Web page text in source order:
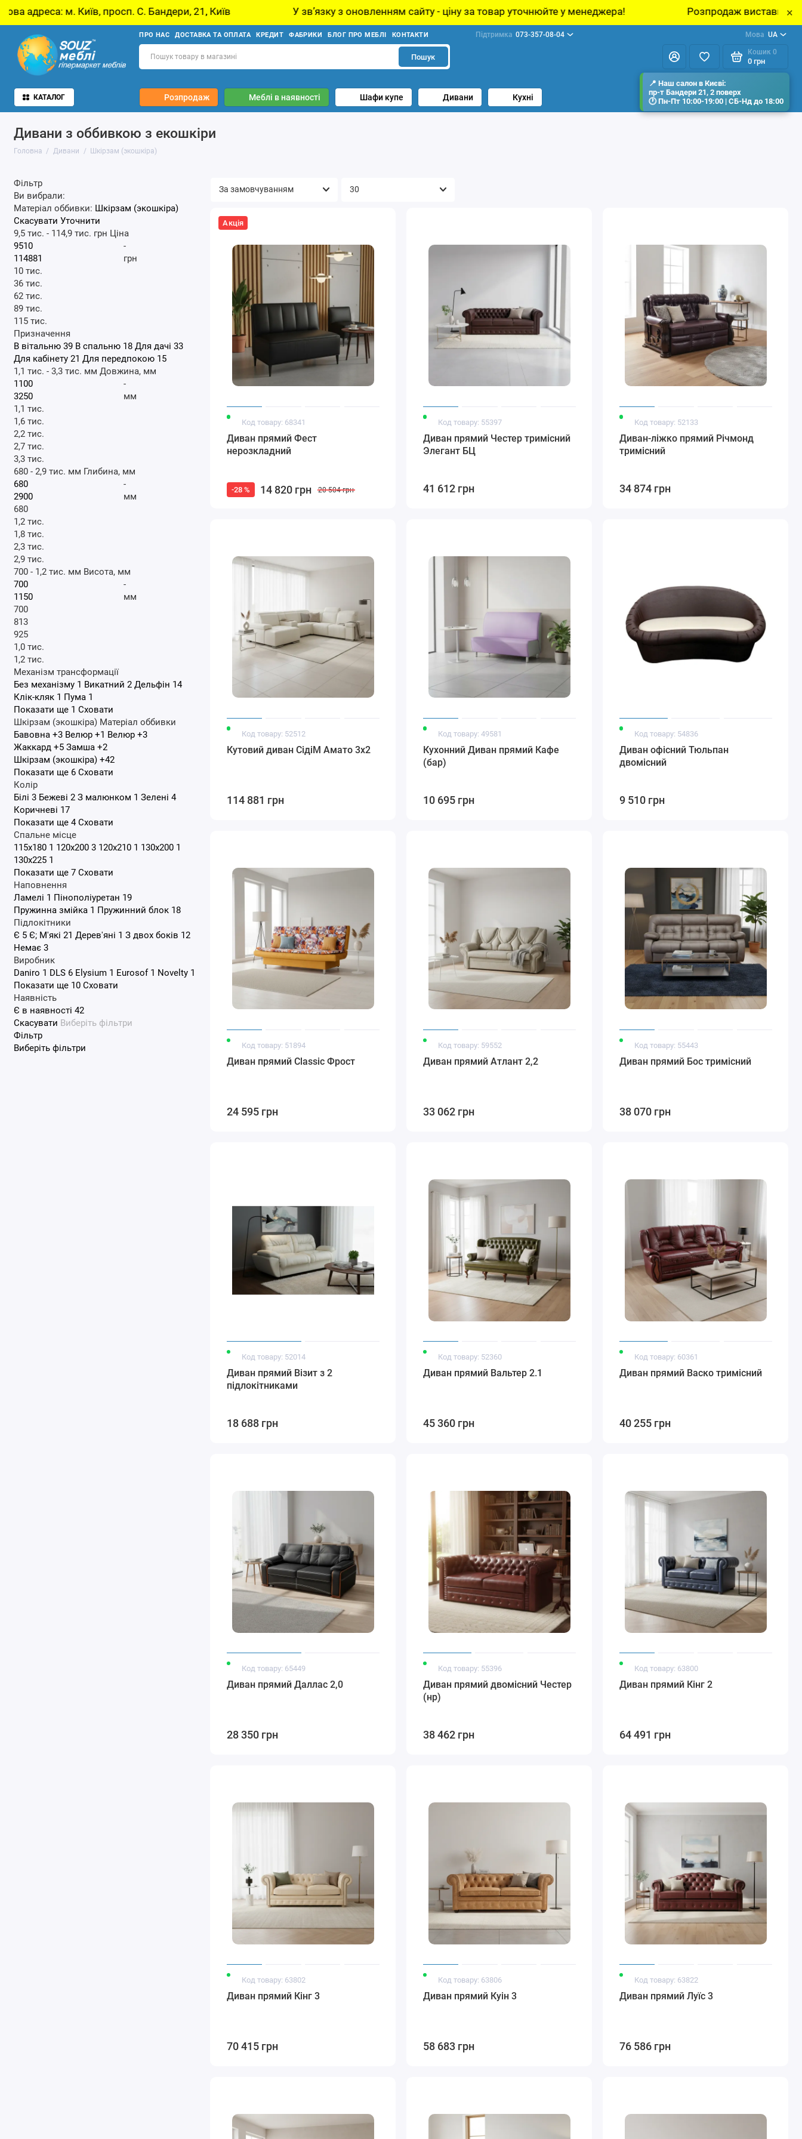
С. Бандери, 21, Київ У звʼязку з оновленням сайту - ціну за товар уточнюйте у менеджера! Розпродаж виставкових зразків меблів у шоу-×
ПРО НАС ДОСТАВКА ТА ОПЛАТА КРЕДИТ ФАБРИКИ БЛОГ ПРО МЕБЛІ КОНТАКТИ Підтримка 073-357-08-04 Мова UA
Пошук
Кошик 0
0 грн
КАТАЛОГ Розпродаж Меблі в наявності Шафи купе Дивани Кухні
Дивани з оббивкою з екошкіри
Головна Дивани Шкірзам (экошкіра)
Фільтр
Ви вибрали:
Матеріал оббивки: Шкірзам (экошкіра)
Скасувати Уточнити
9,5 тис. - 114,9 тис. грн Ціна
-
грн
10 тис.
36 тис.
62 тис.
89 тис.
115 тис.
Призначення
В вітальню 39 В спальню 18 Для дачі 33
Для кабінету 21 Для передпокою 15
1,1 тис. - 3,3 тис. мм Довжина, мм
-
мм
1,1 тис.
1,6 тис.
2,2 тис.
2,7 тис.
3,3 тис.
680- 2,9 тис. мм Глибина, мм
-
мм
680
1,2 тис.
1,8 тис.
2,3 тис.
2,9 тис.
700- 1,2 тис. мм Висота, мм
-
мм
700
813
925
1,0 тис.
1,2 тис.
Механізм трансформації
Без механізму 1 Викатний 2 Дельфін 14
Клік-кляк 1 Пума 1
Показати ще 1 Сховати
Шкірзам (экошкіра) Матеріал оббивки
Бавовна +3 Велюр +1 Велюр +3
Жаккард +5 Замша +2
Шкірзам (экошкіра) +42
Показати ще 6 Сховати
Колір
Білі 3 Бежеві 2 З малюнком 1 Зелені 4
Коричневі 17
Показати ще 4Сховати
Спальне місце
115x180 1 120x200 3 120x210 1 130x200 1
130x225 1
Показати ще 7 Сховати
Наповнення
Ламелі 1 Пінополіуретан 19
Пружинна змійка 1 Пружинний блок 18
Підлокітники
Є 5 Є; М'які 21 Дерев'яні 1 З двох боків 12
Немає 3
Виробник
Daniro 1 DLS 6 Elysium 1 Eurosof 1 Novelty 1
Показати ще 10 Сховати
Наявність
Є в наявності 42
Скасувати Виберіть фільтри
Фільтр
Виберіть фільтри
Акція
Код товару: 68341
Диван прямий Фест
нерозкладний
-28 % 14 820 грн 20 504 грн
Код товару: 55397
Диван прямий Честер тримісний
Элегант БЦ
41 612 грн
Код товару: 52133
Диван-ліжко прямий Річмонд
тримісний
34 874 грн
Код товару: 52512
Кутовий диван СідіМ Амато 3x2
114 881 грн
Код товару: 49581
Кухонний Диван прямий Кафе
(бар)
10 695 грн
Код товару: 54836
Диван офісний Тюльпан
двомісний
9 510 грн
Код товару: 51894
Диван прямий Classic Фрост
24 595 грн
Код товару: 59552
Диван прямий Атлант 2,2
33 062 грн
Код товару: 55443
Диван прямий Бос тримісний
38 070 грн
Код товару: 52014
Диван прямий Візит з 2
підлокітниками
18 688 грн
Код товару: 52360
Диван прямий Вальтер 2.1
45 360 грн
Код товару: 60361
Диван прямий Васко тримісний
40 255 грн
Код товару: 65449
Диван прямий Даллас 2,0
28 350 грн
Код товару: 55396
Диван прямий двомісний Честер
(нр)
38 462 грн
Код товару: 63800
Диван прямий Кінг 2
64 491 грн
Код товару: 63802
Диван прямий Кінг 3
70 415 грн
Код товару: 63806
Диван прямий Куін 3
58 683 грн
Код товару: 63822
Диван прямий Луїс 3
76 586 грн